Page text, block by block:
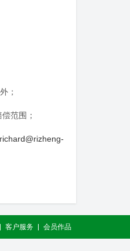
；
范围；
richard@rizheng-
客户服务 会员作品